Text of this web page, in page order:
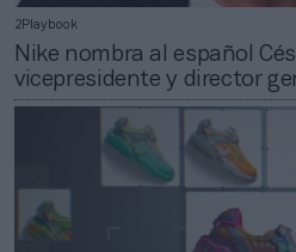
2Playbook
Nike nombra al español
vicepresidente y director